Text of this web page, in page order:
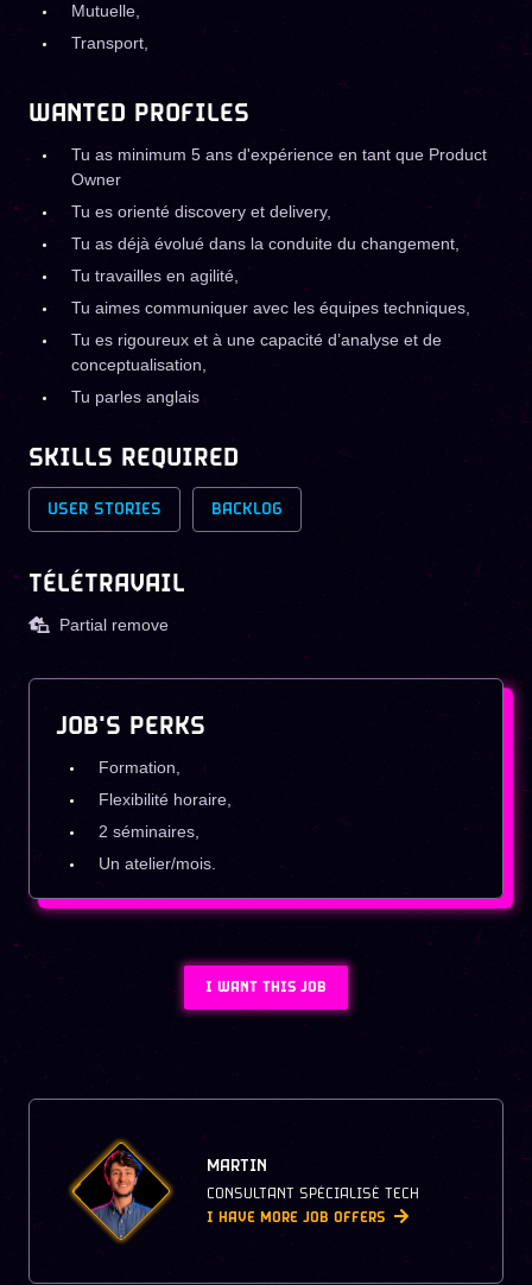
Mutuelle,
Transport,
WANTED PROFILES
Tu as minimum 5 ans d'expérience en tant que Product
Owner
Tu es orienté discovery et delivery,
Tu as déjà évolué dans la conduite du changement,
Tu travailles en agilité,
Tu aimes communiquer avec les équipes techniques,
Tu es rigoureux et à une capacité d’analyse et de
conceptualisation,
Tu parles anglais
SKILLS REQUIRED
USER STORIES BACKLOG
TÉLÉTRAVAIL
Partial remove
JOB'S PERKS
Formation,
Flexibilité horaire,
2 séminaires,
Un atelier/mois.
I WANT THIS JOB
MARTIN
CONSULTANT SPÉCIALISÉ TECH
I HAVE MORE JOB OFFERS